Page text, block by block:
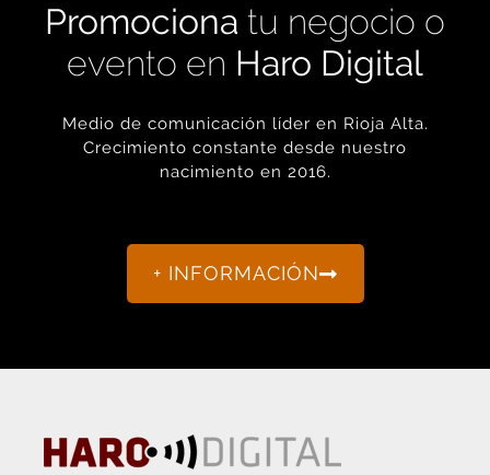
Promociona tu negocio o
evento en Haro Digital
Medio de comunicación líder en Rioja Alta.
Crecimiento constante desde nuestro
nacimiento en 2016.
+ INFORMACIÓN